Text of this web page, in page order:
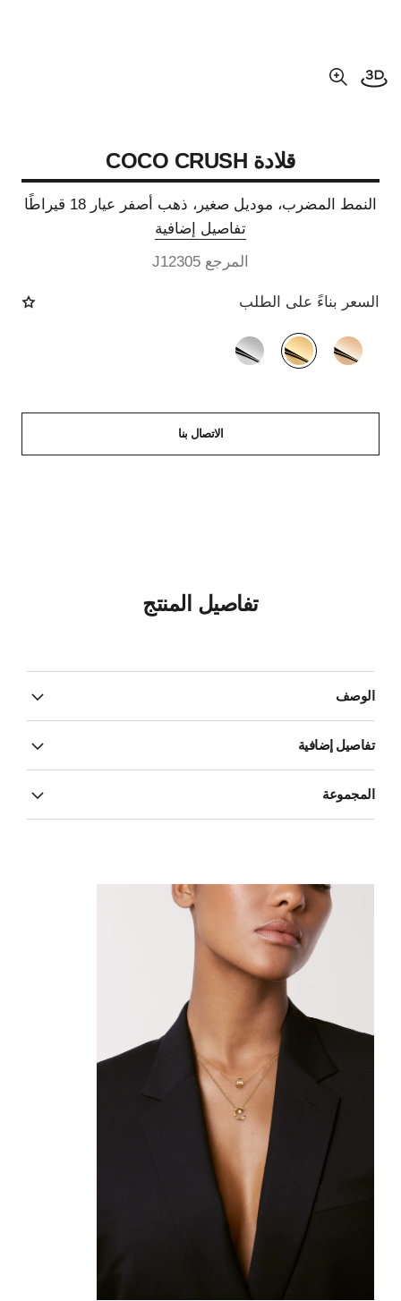
فتح العرض ثلاثي الأبعاد
عرض مكبّر عن الصورة
قلادة COCO CRUSH
النمط المضرب، موديل صغير، ذهب أصفر عيار 18 قيراطًا
تفاصيل إضافية
المرجع J12305
السعر بناءً على الطلب
الصيغة البديلة(3)
الاتصال بنا
تفاصيل المنتج
الوصف
تفاصيل إضافية
المجموعة